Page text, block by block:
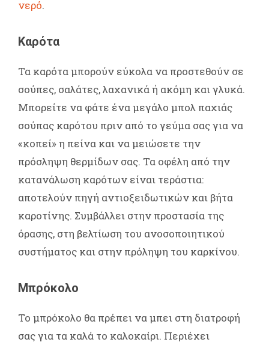
νερό.
Καρότα
Τα καρότα μπορούν εύκολα να προστεθούν σε
σούπες, σαλάτες, λαχανικά ή ακόμη και γλυκά.
Μπορείτε να φάτε ένα μεγάλο μπολ παχιάς
σούπας καρότου πριν από το γεύμα σας για να
«κοπεί» η πείνα και να μειώσετε την
πρόσληψη θερμίδων σας. Τα οφέλη από την
κατανάλωση καρότων είναι τεράστια:
αποτελούν πηγή αντιοξειδωτικών και βήτα
καροτίνης. Συμβάλλει στην προστασία της
όρασης, στη βελτίωση του ανοσοποιητικού
συστήματος και στην πρόληψη του καρκίνου.
Μπρόκολο
Το μπρόκολο θα πρέπει να μπει στη διατροφή
σας για τα καλά το καλοκαίρι. Περιέχει